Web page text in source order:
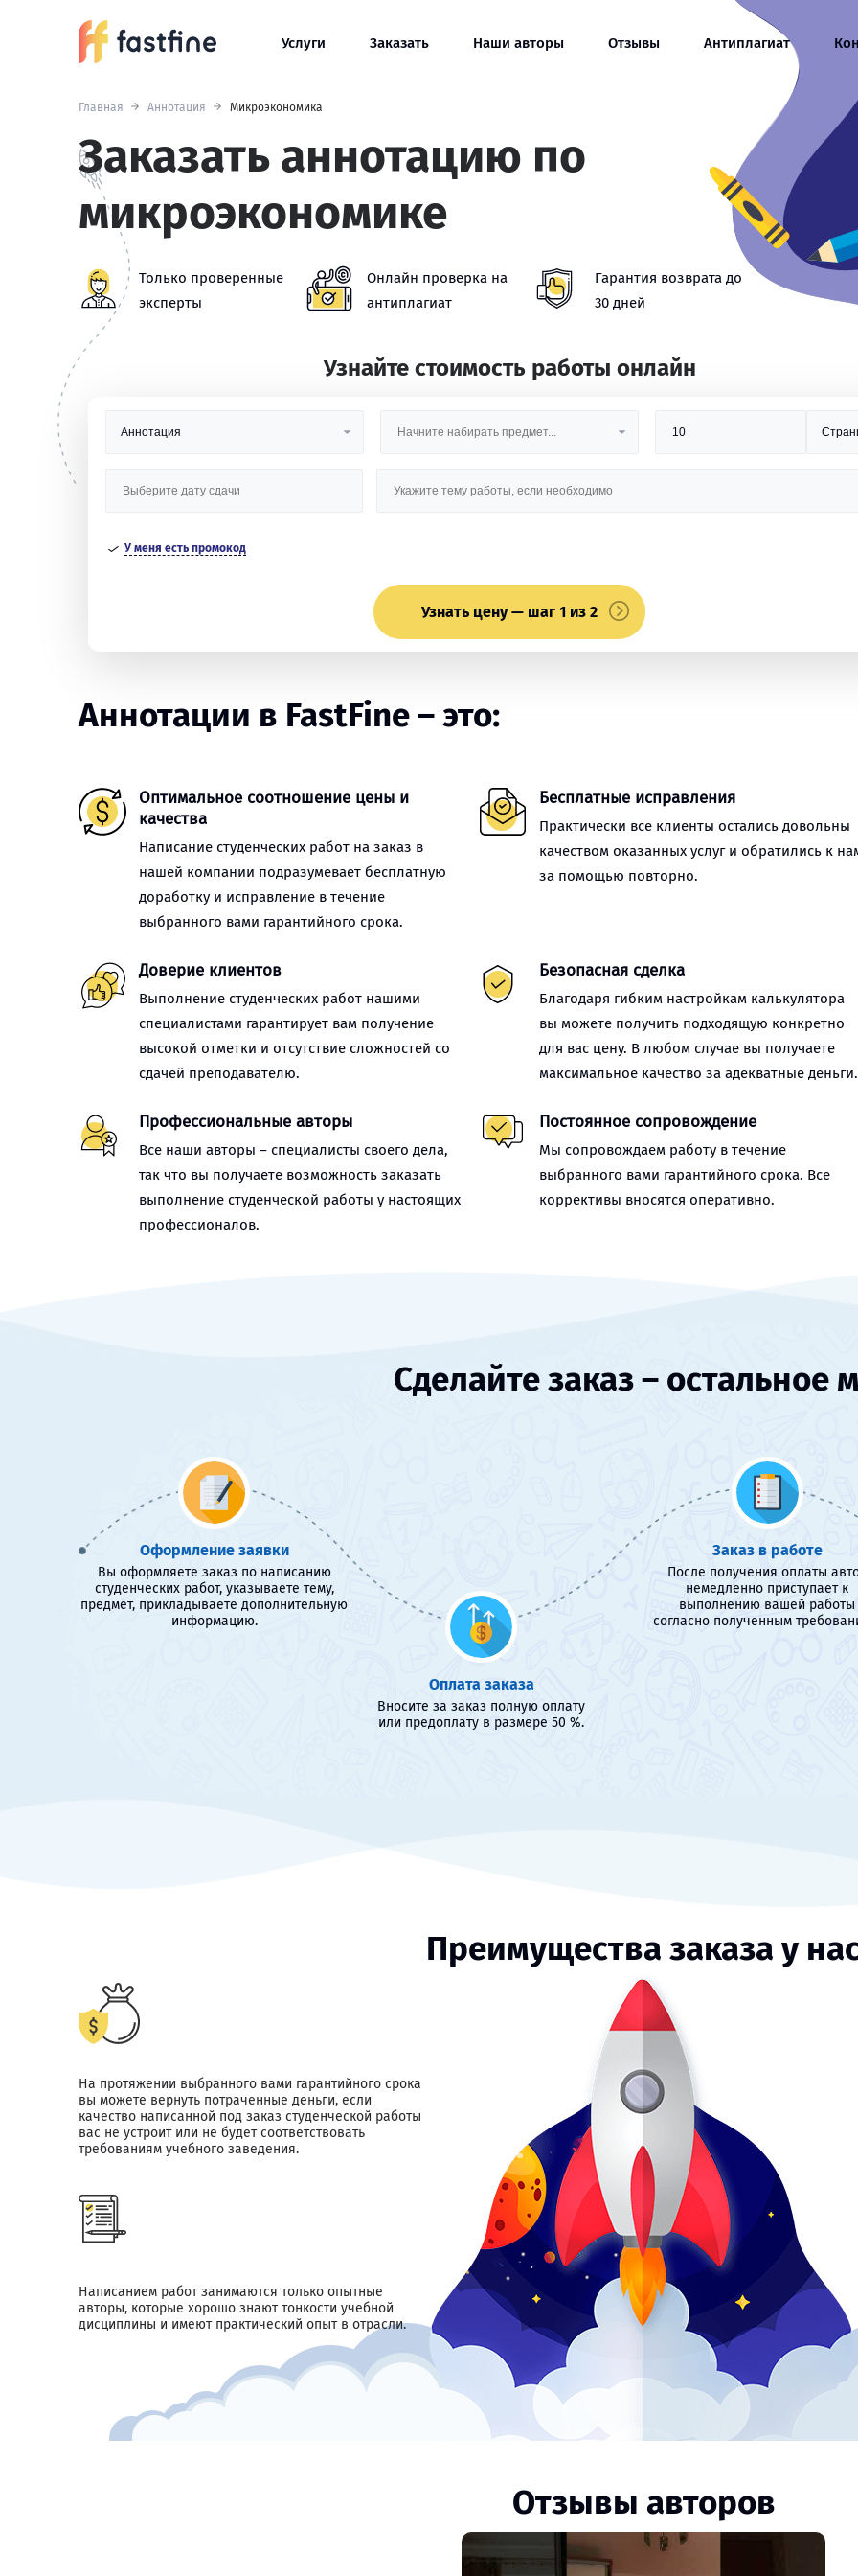
Услуги Заказать Наши авторы Отзывы Антиплагиат
Главная Аннотация Микроэкономика
Заказать аннотацию по
микроэкономике
Только проверенные
эксперты
Онлайн проверка на
антиплагиат
Гарантия возврата до
30 дней
Узнайте стоимость работы онлайн
У меня есть промокод
Узнать цену — шаг 1 из 2
Аннотации в FastFine – это:
Оптимальное соотношение цены и
качества
Написание студенческих работ на заказ в
нашей компании подразумевает бесплатную
доработку и исправление в течение
выбранного вами гарантийного срока.
Бесплатные исправления
Практически все клиенты остались довольны
качеством оказанных услуг и обратились к
за помощью повторно.
Доверие клиентов
Выполнение студенческих работ нашими
специалистами гарантирует вам получение
высокой отметки и отсутствие сложностей со
сдачей преподавателю.
Безопасная сделка
Благодаря гибким настройкам калькулятора
вы можете получить подходящую конкретно
для вас цену. В любом случае вы получаете
максимальное качество за адекватные деньги.
Профессиональные авторы
Все наши авторы – специалисты своего дела,
так что вы получаете возможность заказать
выполнение студенческой работы у настоящих
профессионалов.
Постоянное сопровождение
Мы сопровождаем работу в течение
выбранного вами гарантийного срока. Все
коррективы вносятся оперативно.
Сделайте заказ – остальное
Оформление заявки
Вы оформляете заказ по написанию
студенческих работ, указываете тему,
предмет, прикладываете дополнительную
информацию.
Оплата заказа
Вносите за заказ полную оплату
или предоплату в размере 50 %.
Заказ в работе
После получения оплаты
немедленно приступает к
выполнению вашей работы
согласно полученным
Преимущества заказа у
На протяжении выбранного вами гарантийного срока
вы можете вернуть потраченные деньги, если
качество написанной под заказ студенческой работы
вас не устроит или не будет соответствовать
требованиям учебного заведения.
Написанием работ занимаются только опытные
авторы, которые хорошо знают тонкости учебной
дисциплины и имеют практический опыт в отрасли.
Отзывы авторов